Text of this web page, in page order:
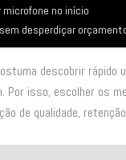
no início
desperdiçar
descobrir
Por isso, escolher os
de qualidade,